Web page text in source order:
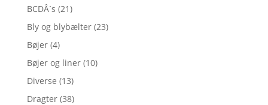
BCDÂ´s (21)
Bly og blybælter (23)
Bøjer (4)
Bøjer og liner (10)
Diverse (13)
Dragter (38)